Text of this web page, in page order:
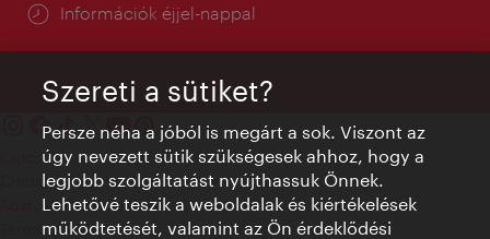
Információk éjjel-nappal
Kapcsolat
Credits
Adatvédelmi nyilatkozat
Terms of Use
Szereti a sütiket?
Persze néha a jóból is megárt a sok. Viszont az
úgy nevezett sütik szükségesek ahhoz, hogy a
legjobb szolgáltatást nyújthassuk Önnek.
Lehetővé teszik a weboldalak és kiértékelések
működtetését, valamint az Ön érdeklődési